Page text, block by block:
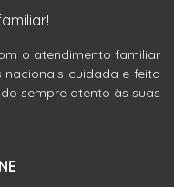
o atendimento familiar
nacionais cuidada e feita
sempre atento às suas